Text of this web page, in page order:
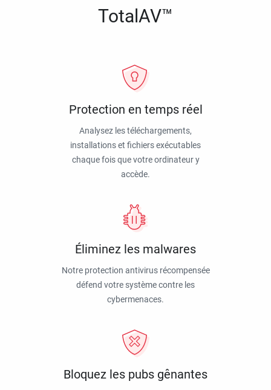
TotalAV™
Protection en temps réel
Analysez les téléchargements,
installations et fichiers exécutables
chaque fois que votre ordinateur y
accède.
Éliminez les malwares
Notre protection antivirus récompensée
défend votre système contre les
cybermenaces.
Bloquez les pubs gênantes